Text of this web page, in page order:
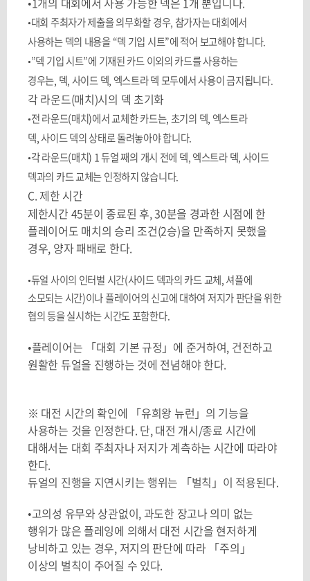
•대회 주최자가 제출을 의무화할 경우, 참가자는 대회에서
사용하는 덱의 내용을“덱 기입 시트”에 적어 보고해야 합니다.
•”덱 기입 시트”에 기재된 카드 이외의 카드를 사용하는
경우는, 덱,사이드 덱, 엑스트라 덱 모두에서 사용이 금지됩니다.
각 라운드(매치)시의 덱 초기화
•전 라운드(매치)에서 교체한 카드는,초기의 덱, 엑스트라
덱,사이드 덱의 상태로 돌려놓아야 합니다.
•각 라운드(매치) 1듀얼 째의 개시 전에 덱,엑스트라 덱,사이드
덱과의 카드 교체는 인정하지 않습니다.
C. 제한 시간
제한시간 45분이 종료된 후, 30분을 경과한 시점에 한
플레이어도 매치의 승리 조건(2승)을 만족하지 못했을
경우, 양자 패배로 한다.
•듀얼 사이의 인터벌 시간(사이드 덱과의 카드 교체, 셔플에
소모되는 시간)이나 플레이어의 신고에 대하여 저지가 판단을 위한
협의 등을 실시하는 시간도 포함한다.
•플레이어는 「대회 기본 규정」에 준거하여, 건전하고
원활한 듀얼을 진행하는 것에 전념해야 한다.
※ 대전 시간의 확인에 「유희왕 뉴런」의 기능을
사용하는 것을 인정한다. 단, 대전 개시/종료 시간에
대해서는 대회 주최자나 저지가 계측하는 시간에 따라야
한다.
듀얼의 진행을 지연시키는 행위는 「벌칙」이 적용된다.
•고의성 유무와 상관없이, 과도한 장고나 의미 없는
행위가 많은 플레잉에 의해서 대전 시간을 현저하게
낭비하고 있는 경우, 저지의 판단에 따라 「주의」
이상의 벌칙이 주어질 수 있다.